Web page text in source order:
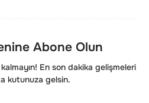
Abone Olun
En son dakika gelişmeleri
kutunuza gelsin.